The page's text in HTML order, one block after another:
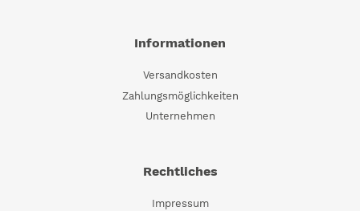
Informationen
Versandkosten
Zahlungsmöglichkeiten
Unternehmen
Rechtliches
Impressum